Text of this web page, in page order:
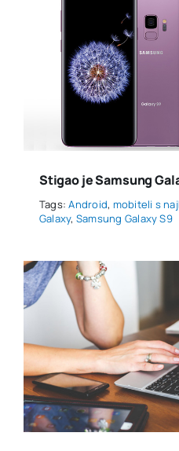
Stigao je Samsung
Tags:Android, mobiteli s
Galaxy, Samsung Galaxy S9